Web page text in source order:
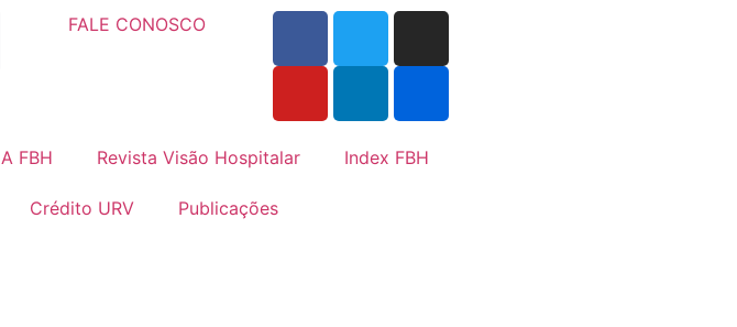
FALE CONOSCO
A FBH Revista Visão Hospitalar Index FBH
Crédito URV Publicações